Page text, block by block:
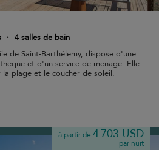
· 4 salles de bain
de Saint-Barthélemy, dispose d'une
et d'un service de ménage. Elle
plage et le coucher de soleil.
à partir de 4 703 USD
par nuit